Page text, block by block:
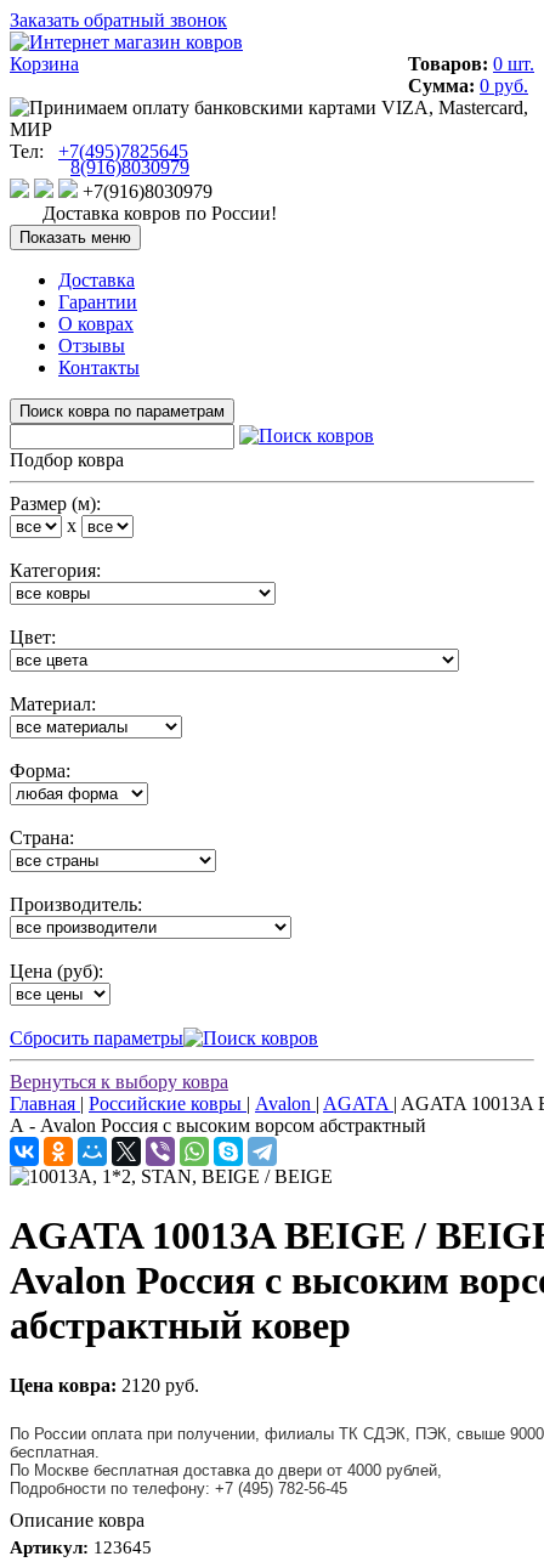
Заказать обратный звонок
Корзина Товаров: 0 шт.
Сумма: 0 руб.
Тел: +7(495)7825645
8(916)8030979
+7(916)8030979
Доставка ковров по России!
Показать меню
Доставка
Гарантии
О коврах
Отзывы
Контакты
Поиск ковра по параметрам
Подбор ковра
Размер (м):
x
Категория:
Цвет:
Материал:
Форма:
Cтрана:
Производитель:
Цена (руб):
Cбросить параметры
Вернуться к выбору ковра
Главная | Российские ковры | Avalon | AGATA | AGATA 10013A
А - Avalon Россия c высоким ворсом абстрактный
AGATA 10013A BEIGE /
Avalon Россия c высоким
абстрактный ковер
Цена ковра: 2120 руб.
По России оплата при получении, филиалы ТК СДЭК, ПЭК, свыше 9000
бесплатная.
По Москве бесплатная доставка до двери от 4000 рублей,
Подробности по телефону: +7 (495) 782-56-45
Описание ковра
Артикул: 123645